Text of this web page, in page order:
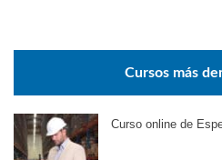
Cursos más
Curso online de